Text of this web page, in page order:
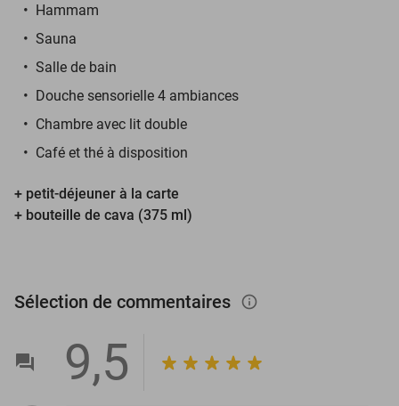
Hammam
Sauna
Salle de bain
Douche sensorielle 4 ambiances
Chambre avec lit double
Café et thé à disposition
+ petit-déjeuner à la carte
+ bouteille de cava (375 ml)
Sélection de commentaires info_outlined
9,5